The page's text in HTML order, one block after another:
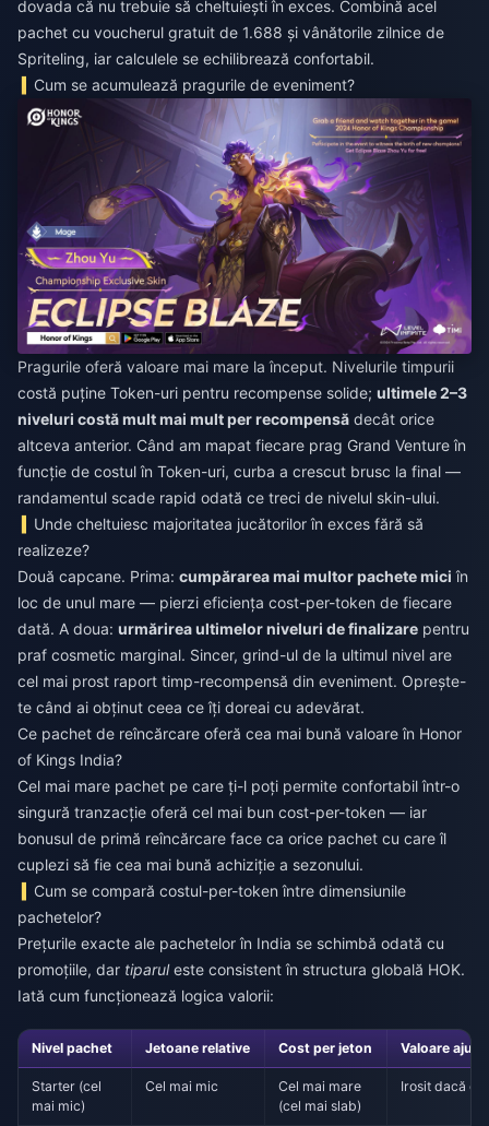
dovada că nu trebuie să cheltuiești în exces. Combină acel
pachet cu voucherul gratuit de 1.688 și vânătorile zilnice de
Spriteling, iar calculele se echilibrează confortabil.
Cum se acumulează pragurile de eveniment?
Pragurile oferă valoare mai mare la început. Nivelurile timpurii
costă puține Token-uri pentru recompense solide; ultimele 2–3
niveluri costă mult mai mult per recompensă decât orice
altceva anterior. Când am mapat fiecare prag Grand Venture în
funcție de costul în Token-uri, curba a crescut brusc la final —
randamentul scade rapid odată ce treci de nivelul skin-ului.
Unde cheltuiesc majoritatea jucătorilor în exces fără să
realizeze?
Două capcane. Prima: cumpărarea mai multor pachete mici în
loc de unul mare — pierzi eficiența cost-per-token de fiecare
dată. A doua: urmărirea ultimelor niveluri de finalizare pentru
praf cosmetic marginal. Sincer, grind-ul de la ultimul nivel are
cel mai prost raport timp-recompensă din eveniment. Oprește-
te când ai obținut ceea ce îți doreai cu adevărat.
Ce pachet de reîncărcare oferă cea mai bună valoare în Honor
of Kings India?
Cel mai mare pachet pe care ți-l poți permite confortabil într-o
singură tranzacție oferă cel mai bun cost-per-token — iar
bonusul de primă reîncărcare face ca orice pachet cu care îl
cuplezi să fie cea mai bună achiziție a sezonului.
Cum se compară costul-per-token între dimensiunile
pachetelor?
Prețurile exacte ale pachetelor în India se schimbă odată cu
promoțiile, dar tiparuleste consistent în structura globală HOK.
Iată cum funcționează logica valorii:
Nivel pachet Jetoane relative Cost per jeton Valoare
Starter (cel
mai mic)
Cel mai mic
Cel mai mare
(cel mai slab)
Irosit dacă